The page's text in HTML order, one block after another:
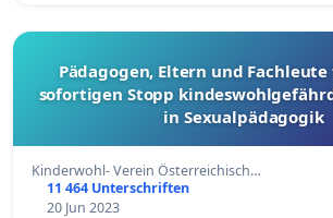
Pädagogen, Eltern und
sofortigen Stopp
in Sexualpädagogik
Kinderwohl- Verein Österreichisch…
11 464 Unterschriften
20 Jun 2023